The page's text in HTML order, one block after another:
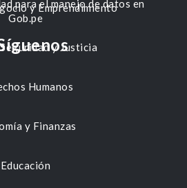
y Emprendimiento
y Justicia
Humanos
y Finanzas
Educación
para el manejo de datos en
Gob.pe